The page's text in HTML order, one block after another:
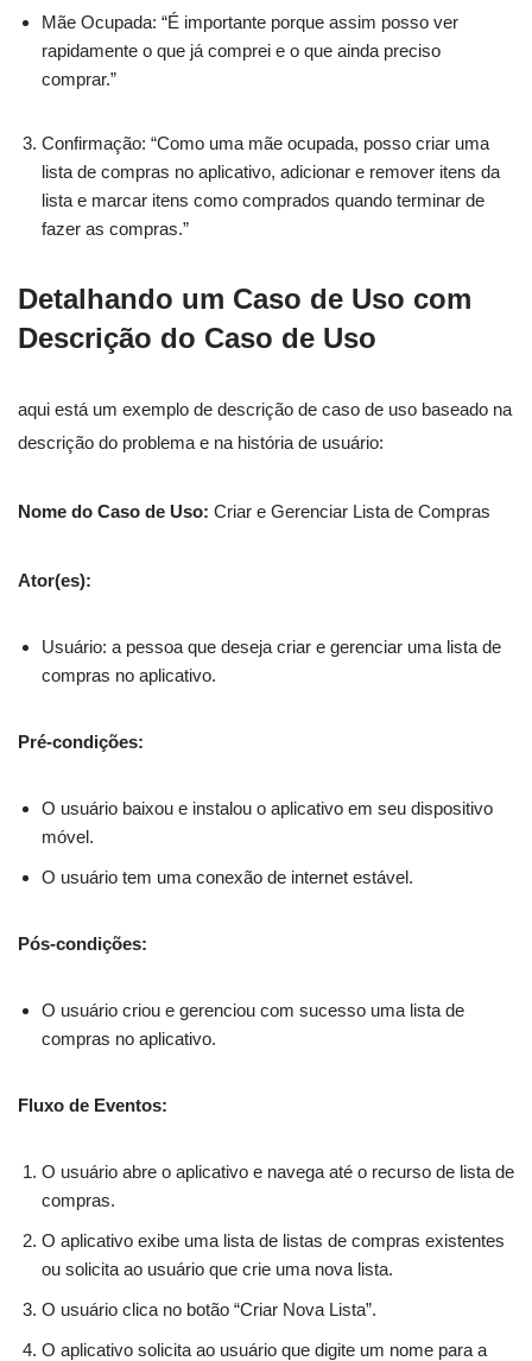
Mãe Ocupada: “É importante porque assim posso ver
rapidamente o que já comprei e o que ainda preciso
comprar.”
Confirmação: “Como uma mãe ocupada, posso criar uma
lista de compras no aplicativo, adicionar e remover itens da
lista e marcar itens como comprados quando terminar de
fazer as compras.”
Detalhando um Caso de Uso com
Descrição do Caso de Uso
aqui está um exemplo de descrição de caso de uso baseado na
descrição do problema e na história de usuário:
Nome do Caso de Uso: Criar e Gerenciar Lista de Compras
Ator(es):
Usuário: a pessoa que deseja criar e gerenciar uma lista de
compras no aplicativo.
Pré-condições:
O usuário baixou e instalou o aplicativo em seu dispositivo
móvel.
O usuário tem uma conexão de internet estável.
Pós-condições:
O usuário criou e gerenciou com sucesso uma lista de
compras no aplicativo.
Fluxo de Eventos:
O usuário abre o aplicativo e navega até o recurso de lista de
compras.
O aplicativo exibe uma lista de listas de compras existentes
ou solicita ao usuário que crie uma nova lista.
O usuário clica no botão “Criar Nova Lista”.
O aplicativo solicita ao usuário que digite um nome para a